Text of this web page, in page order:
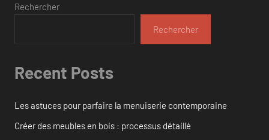
Rechercher
Rechercher
Recent Posts
Les astuces pour parfaire la menuiserie contemporaine
Créer des meubles en bois : processus détaillé